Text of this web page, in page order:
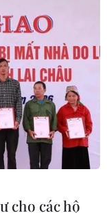
cho các hộ